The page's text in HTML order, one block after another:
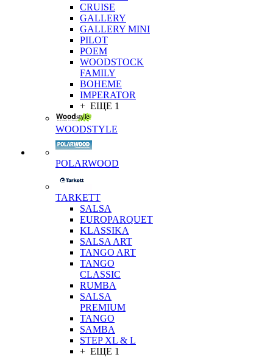
CRUISE
GALLERY
GALLERY MINI
PILOT
POEM
WOODSTOCK
FAMILY
BOHEME
IMPERATOR
+ ЕЩЕ 1
WOODSTYLE
POLARWOOD
TARKETT
SALSA
EUROPARQUET
KLASSIKA
SALSA ART
TANGO ART
TANGO
CLASSIC
RUMBA
SALSA
PREMIUM
TANGO
SAMBA
STEP XL & L
+ ЕЩЕ 1